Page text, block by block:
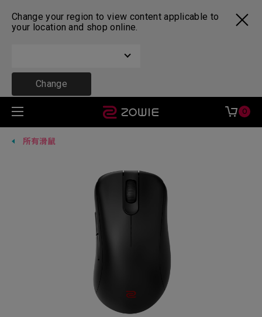
Change your region to view content applicable to
your location and shop online.
Change
0
所有滑鼠